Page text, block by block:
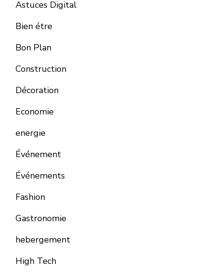
Astuces Digital
Bien étre
Bon Plan
Construction
Décoration
Economie
energie
Événement
Événements
Fashion
Gastronomie
hebergement
High Tech